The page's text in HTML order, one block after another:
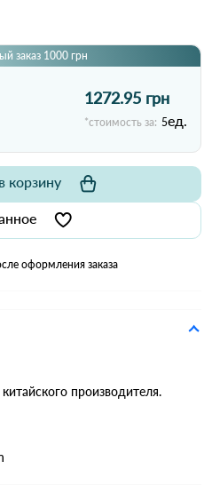
заказ 1000 грн
1272.95 грн
*стоимость за: 5ед.
корзину
оформления заказа
производителя.